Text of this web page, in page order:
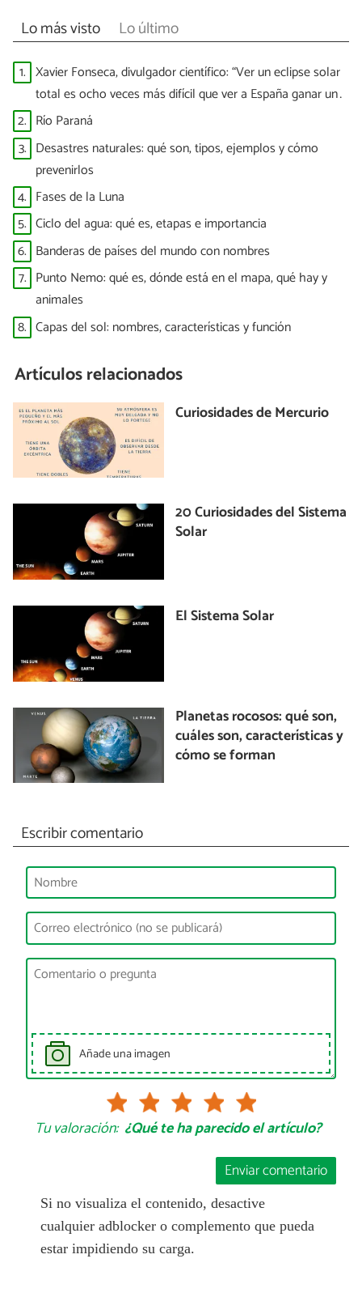
Lo más visto Lo último
1. Xavier Fonseca, divulgador científico: “Ver un eclipse solar
total es ocho veces más difícil que ver a España ganar un
Mundial”
2. Río Paraná
3. Desastres naturales: qué son, tipos, ejemplos y cómo
prevenirlos
4. Fases de la Luna
5. Ciclo del agua: qué es, etapas e importancia
6. Banderas de países del mundo con nombres
7. Punto Nemo: qué es, dónde está en el mapa, qué hay y
animales
8. Capas del sol: nombres, características y función
Artículos relacionados
Curiosidades de Mercurio
20 Curiosidades del Sistema
Solar
El Sistema Solar
Planetas rocosos: qué son,
cuáles son, características y
cómo se forman
Escribir comentario
Añade una imagen
Tu valoración: ¿Qué te ha parecido el artículo?
Enviar comentario
Si no visualiza el contenido, desactive
cualquier adblocker o complemento que pueda
estar impidiendo su carga.